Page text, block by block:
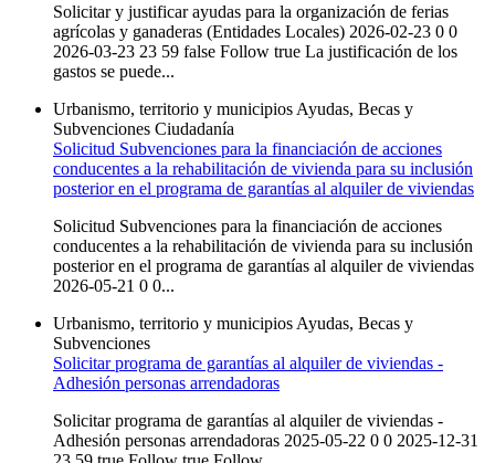
Solicitar y justificar ayudas para la organización de ferias
agrícolas y ganaderas (Entidades Locales) 2026-02-23 0 0
2026-03-23 23 59 false Follow true La justificación de los
gastos se puede...
Urbanismo, territorio y municipios Ayudas, Becas y
Subvenciones Ciudadanía
Solicitud Subvenciones para la financiación de acciones
conducentes a la rehabilitación de vivienda para su inclusión
posterior en el programa de garantías al alquiler de viviendas
Solicitud Subvenciones para la financiación de acciones
conducentes a la rehabilitación de vivienda para su inclusión
posterior en el programa de garantías al alquiler de viviendas
2026-05-21 0 0...
Urbanismo, territorio y municipios Ayudas, Becas y
Subvenciones
Solicitar programa de garantías al alquiler de viviendas -
Adhesión personas arrendadoras
Solicitar programa de garantías al alquiler de viviendas -
Adhesión personas arrendadoras 2025-05-22 0 0 2025-12-31